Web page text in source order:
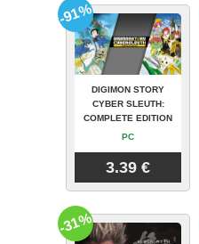
DIGIMON STORY
CYBER SLEUTH:
COMPLETE EDITION
PC
3.39 €
-91%
-31%